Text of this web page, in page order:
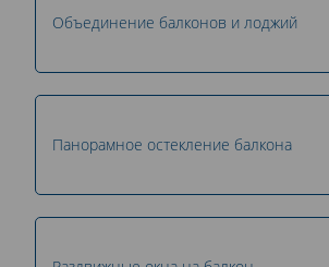
Объединение балконов и лоджий
Панорамное остекление балкона